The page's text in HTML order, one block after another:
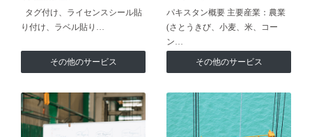
タグ付け、ライセンスシール貼
り付け、ラベル貼り…
その他のサービス
パキスタン概要 主要産業：農業
(さとうきび、小麦、米、コー
ン…
その他のサービス